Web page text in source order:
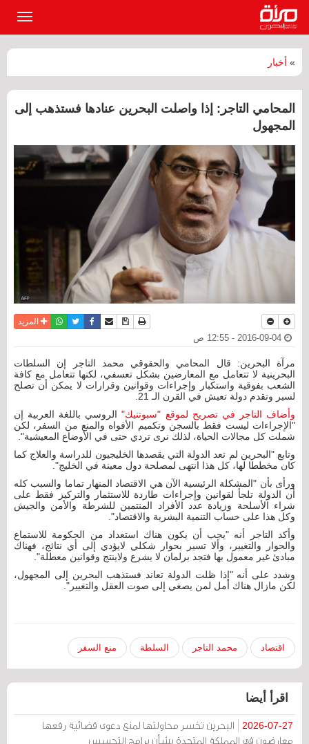
» أخبار
المحامي التاجر: إذا واصلت البحرين عنادها فستذهب إلى
المجهول
نسخة للطباعة
حفظ الموضوع
أرسل الى صديق
فيسبوكتويترواتسابالمزيد
مرآة البحرين: قال المحامي والحقوقي محمد التاجر إن السلطات
البحرينية لا تتعامل مع المعارضين بشكل تعسفي، لكنها تتعامل مع كافة
الشعب بفوقية واستكبار وإجراءات وقوانين وقرارات لا يمكن أن تصلح
لسير وتقدم دولة تعيش في القرن الـ 21.
وأضاف التاجر في تصريح لموقع "سبوتنيك"الروسي باللغة العربية إن
"الإجراءات ليست فقط بالسجن وتكميم الأفواه والمنع من السفر، لكن
شملت كل مجالات الحياة، لذلك نرى تردي حتى في الأوضاع المعيشية".
وتابع "البحرين لم تعد الدولة التي يقصدها الخليجيون للدراسة والعلاج كما
كان مخططا لها، كل هذا انتهى لمصلحة دول معينة في الخليج".
ورأى بأن "المشكلة الرئيسية الآن هي الاقتصاد المنهار تماما والسبب كله
أن الدولة تلجأ لقوانين وإجراءات طاردة للاستثمار والتركيز فقط على
شراء الأسلحة وزيادة عدد الأفراد المنتمين للشرطة والأمن والجيش
وكل هذا على حساب التنمية البشرية والاقتصاد".
وأكد التاجر أنه "يجب أن يكون هناك استعداد من الحكومة للاستماع
والحوار والتغيير، وألا تسير بحوار شكلي لايؤدي إلى أي نتائج، فهناك
مبادئ غير معمول بها فتجد برلمان لا يشرع ولاينتج وقوانين معطلة".
وشدد على أنه "إذا ظلت الدولة تعاند فستذهب البحرين إلى المجهول،
لكن مازال هناك أمل لمن يصغي إلى صوت العقل والتغيير".
اقتصاد محمد التاجر السلطة منع السفر
اقرأ أيضا
2026-07-27
البحرين تخسر محاولتها لمنع دعوى قضائية رفعها
معارضون في المملكة المتحدة بشأن برامج التجسس